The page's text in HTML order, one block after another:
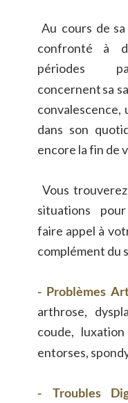
Au cours de sa
confronté
à
périodes
concernentsa
convalescence,
dans son
encore la fin de
Vous trouverez
situations
pour
faire appel à
complément du
- Problèmes
arthrose,
coude, luxation
entorses,
- Troubles